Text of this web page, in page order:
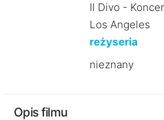
Il Divo -
Los Angeles
reżyseria
nieznany
Opis filmu